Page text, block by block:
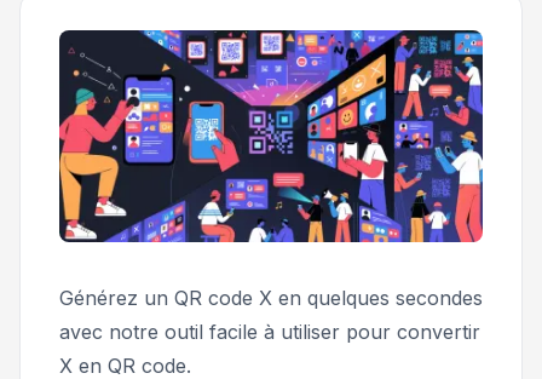
Générez un QR code X en quelques secondes
avec notre outil facile à utiliser pour convertir
X en QR code.